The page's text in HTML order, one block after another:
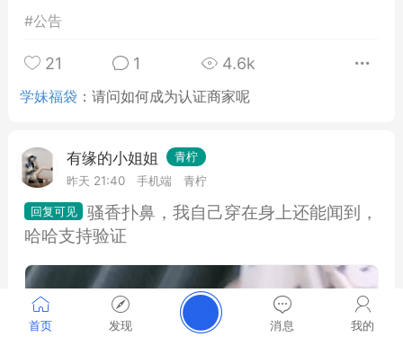
首页 发现 消息 我的
#公告
21 1 4.6k
学妹福袋 ：请问如何成为认证商家呢
有缘的小姐姐
青柠
昨天 21:40
手机端 青柠
骚香扑鼻，我自己穿在身上还能闻到，
哈哈支持验证